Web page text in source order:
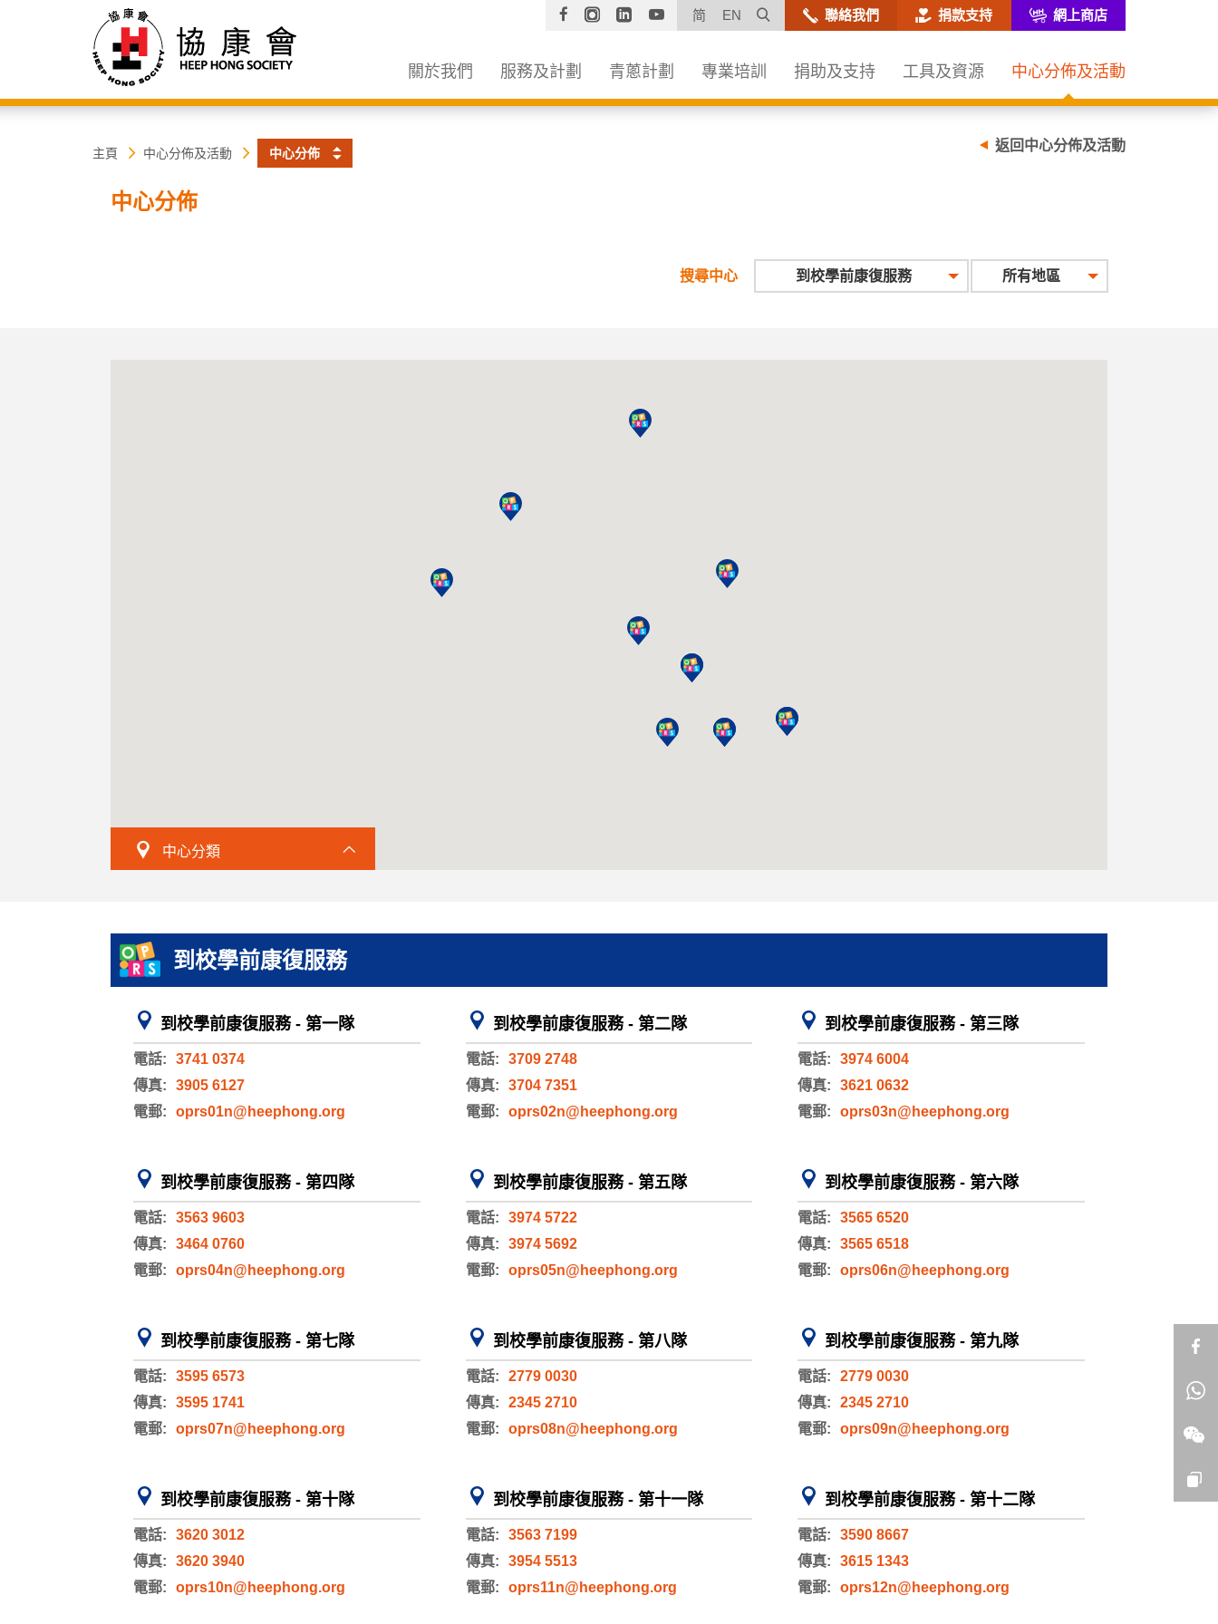
FacebookInstagram
LinkedinYouTube
简 EN 打開網站搜尋框
聯絡我們 捐款支持 網上商店
關於我們 服務及計劃 青蔥計劃 專業培訓 捐助及支持 工具及資源 中心分佈及活動
主頁 中心分佈及活動 中心分佈
返回中心分佈及活動
中心分佈
搜尋中心 到校學前康復服務 所有地區
中心分類
到校學前康復服務
到校學前康復服務 - 第一隊
電話:
3741 0374
傳真:
3905 6127
電郵:
oprs01n@heephong.org
到校學前康復服務 - 第二隊
電話:
3709 2748
傳真:
3704 7351
電郵:
oprs02n@heephong.org
到校學前康復服務 - 第三隊
電話:
3974 6004
傳真:
3621 0632
電郵:
oprs03n@heephong.org
到校學前康復服務 - 第四隊
電話:
3563 9603
傳真:
3464 0760
電郵:
oprs04n@heephong.org
到校學前康復服務 - 第五隊
電話:
3974 5722
傳真:
3974 5692
電郵:
oprs05n@heephong.org
到校學前康復服務 - 第六隊
電話:
3565 6520
傳真:
3565 6518
電郵:
oprs06n@heephong.org
到校學前康復服務 - 第七隊
電話:
3595 6573
傳真:
3595 1741
電郵:
oprs07n@heephong.org
到校學前康復服務 - 第八隊
電話:
2779 0030
傳真:
2345 2710
電郵:
oprs08n@heephong.org
到校學前康復服務 - 第九隊
電話:
2779 0030
傳真:
2345 2710
電郵:
oprs09n@heephong.org
到校學前康復服務 - 第十隊
電話:
3620 3012
傳真:
3620 3940
電郵:
oprs10n@heephong.org
到校學前康復服務 - 第十一隊
電話:
3563 7199
傳真:
3954 5513
電郵:
oprs11n@heephong.org
到校學前康復服務 - 第十二隊
電話:
3590 8667
傳真:
3615 1343
電郵:
oprs12n@heephong.org